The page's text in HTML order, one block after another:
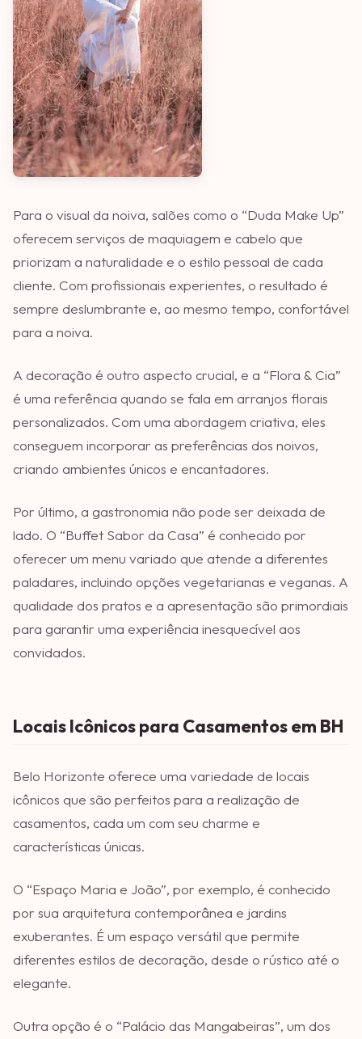
Para o visual da noiva, salões como o “Duda Make Up”
oferecem serviços de maquiagem e cabelo que
priorizam a naturalidade e o estilo pessoal de cada
cliente. Com profissionais experientes, o resultado é
sempre deslumbrante e, ao mesmo tempo, confortável
para a noiva.
A decoração é outro aspecto crucial, e a “Flora & Cia”
é uma referência quando se fala em arranjos florais
personalizados. Com uma abordagem criativa, eles
conseguem incorporar as preferências dos noivos,
criando ambientes únicos e encantadores.
Por último, a gastronomia não pode ser deixada de
lado. O “Buffet Sabor da Casa” é conhecido por
oferecer um menu variado que atende a diferentes
paladares, incluindo opções vegetarianas e veganas. A
qualidade dos pratos e a apresentação são primordiais
para garantir uma experiência inesquecível aos
convidados.
Locais Icônicos para Casamentos em BH
Belo Horizonte oferece uma variedade de locais
icônicos que são perfeitos para a realização de
casamentos, cada um com seu charme e
características únicas.
O “Espaço Maria e João”, por exemplo, é conhecido
por sua arquitetura contemporânea e jardins
exuberantes. É um espaço versátil que permite
diferentes estilos de decoração, desde o rústico até o
elegante.
Outra opção é o “Palácio das Mangabeiras”, um dos